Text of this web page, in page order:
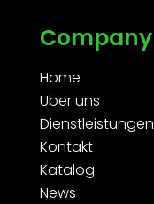
Company
Home
Uber uns
Dienstleistungen
Kontakt
Katalog
News